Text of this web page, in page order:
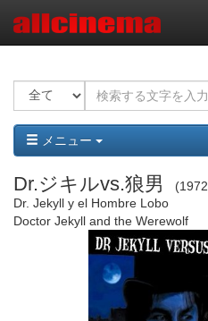
メニュー
Dr.ジキルvs.狼男
1972
Dr. Jekyll y el Hombre Lobo
Doctor Jekyll and the Werewolf